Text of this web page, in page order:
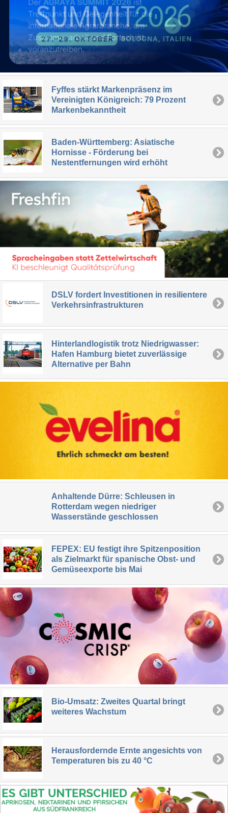
Fyffes stärkt Markenpräsenz im
Vereinigten Königreich: 79 Prozent
Markenbekanntheit
Baden-Württemberg: Asiatische
Hornisse - Förderung bei
Nestentfernungen wird erhöht
DSLV fordert Investitionen in resilientere
Verkehrsinfrastrukturen
Hinterlandlogistik trotz Niedrigwasser:
Hafen Hamburg bietet zuverlässige
Alternative per Bahn
Anhaltende Dürre: Schleusen in
Rotterdam wegen niedriger
Wasserstände geschlossen
FEPEX: EU festigt ihre Spitzenposition
als Zielmarkt für spanische Obst- und
Gemüseexporte bis Mai
Bio-Umsatz: Zweites Quartal bringt
weiteres Wachstum
Herausfordernde Ernte angesichts von
Temperaturen bis zu 40 °C